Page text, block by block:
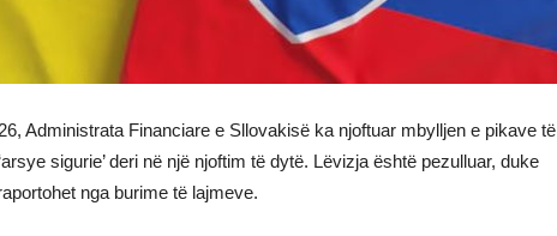
Administrata Financiare e Sllovakisë ka njoftuar mbylljen e pikave të
sigurie’ deri në një njoftim të dytë. Lëvizja është pezulluar, duke
nga burime të lajmeve.